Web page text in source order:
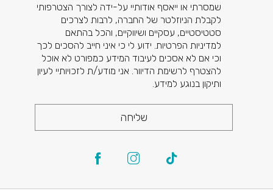
שמסרתי או ייאסף אודותיי על-ידה לצורך הצטרפותי
לקבלת הניוזלטר של החברה, לרבות לצרכים
סטטיסטיים, עסקיים ושיווקיים, והכל בהתאם
למדיניות הפרטיות. ידוע לי כי איני חייב להסכים לכך
וכי אם לא אסכים לעיבוד המידע כמפורט לא אוכל
להצטרף לרשימת הדיוור. אני מודע/ת לזכויותיי לעיון
ותיקון בנוגע למידע.
שליחה